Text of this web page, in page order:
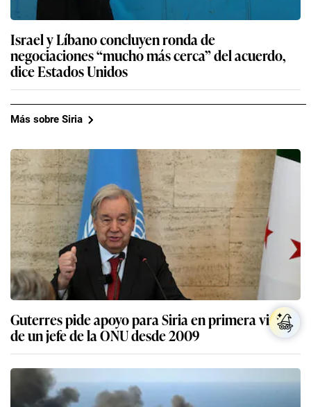
Israel y Líbano concluyen ronda de
negociaciones “mucho más cerca” del acuerdo,
dice Estados Unidos
Más sobre Siria
Guterres pide apoyo para Siria en primera visita
de un jefe de la ONU desde 2009